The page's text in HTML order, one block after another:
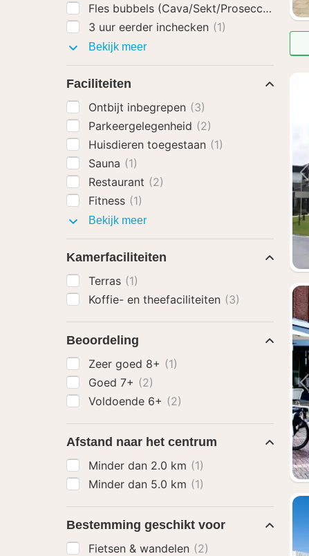
Fles bubbels (Cava/Sekt/Prosecco)
(2)
3 uur eerder inchecken (1)
Bekijk meerHotel
Faciliteiten
Ontbijt inbegrepen (3)
Parkeergelegenheid (2)
Huisdieren toegestaan (1)
Sauna (1)
Restaurant (2)
Fitness (1)
Bekijk meerFaciliteiten
Kamerfaciliteiten
Terras (1)
Koffie- en theefaciliteiten (3)
Beoordeling
Zeer goed 8+ (1)
Goed 7+ (2)
Voldoende 6+ (2)
Afstand naar het centrum
Minder dan 2.0 km (1)
Minder dan 5.0 km (1)
Bestemming geschikt voor
Fietsen & wandelen (2)